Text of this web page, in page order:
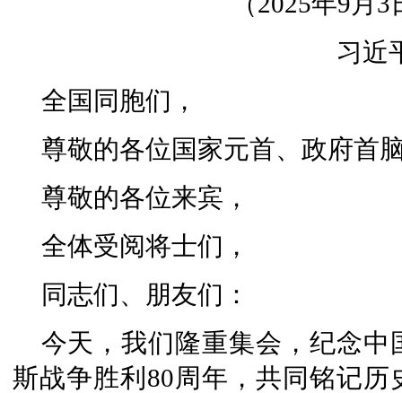
习近
全国同胞们，
尊敬的各位国家元首、政府首
尊敬的各位来宾，
全体受阅将士们，
同志们、朋友们：
今天，我们隆重集会，纪念
斯战争胜利80周年，共同铭记